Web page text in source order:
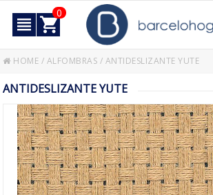
0
HOME / ALFOMBRAS / ANTIDESLIZANTE YUTE
ANTIDESLIZANTE YUTE